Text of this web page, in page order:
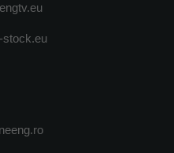
stock.eu